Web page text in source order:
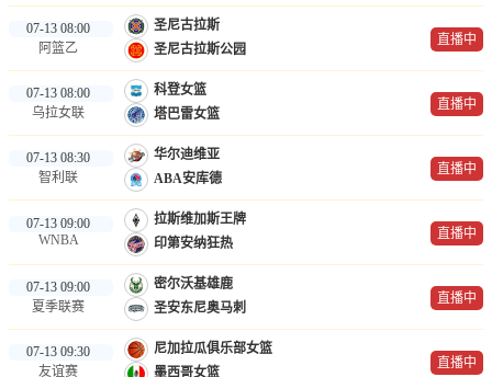
足球新闻
篮球新闻
体育词条
07-13 08:00
阿篮乙
圣尼古拉斯
圣尼古拉斯公园
直播中
07-13 08:00
乌拉女联
科登女篮
塔巴雷女篮
直播中
07-13 08:30
智利联
华尔迪维亚
ABA安库德
直播中
07-13 09:00
WNBA
拉斯维加斯王牌
印第安纳狂热
直播中
07-13 09:00
夏季联赛
密尔沃基雄鹿
圣安东尼奥马刺
直播中
07-13 09:30
友谊赛
尼加拉瓜俱乐部女篮
墨西哥女篮
直播中